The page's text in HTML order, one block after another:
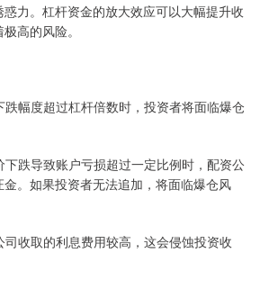
力。杠杆资金的放大效应可以大幅提升收
高的风险。
跌幅度超过杠杆倍数时，投资者将面临爆仓
下跌导致账户亏损超过一定比例时，配资公
。如果投资者无法追加，将面临爆仓风
司收取的利息费用较高，这会侵蚀投资收